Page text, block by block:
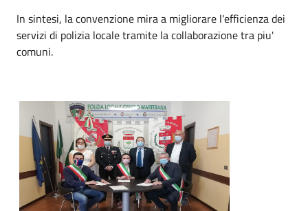
In sintesi, la convenzione mira a migliorare l'efficienza dei
servizi di polizia locale tramite la collaborazione tra piu'
comuni.